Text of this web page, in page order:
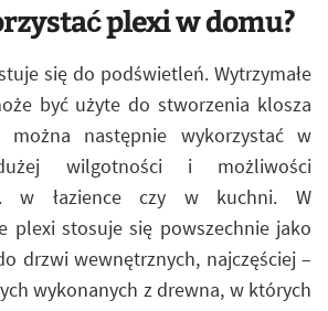
plexi w domu?
się do podświetleń. Wytrzymałe
być użyte do stworzenia klosza
następnie wykorzystać w
wilgotności i możliwości
w łazience czy w kuchni. W
plexi stosuje się powszechnie jako
drzwi wewnętrznych, najczęściej –
wykonanych z drewna, w których